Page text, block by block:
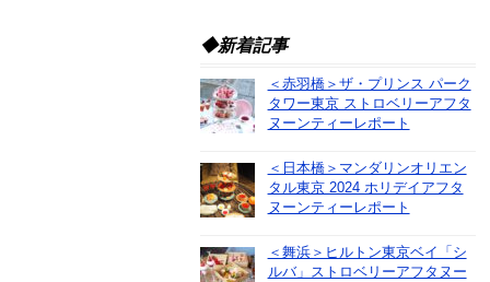
◆新着記事
＜赤羽橋＞ザ・プリンス パーク
タワー東京 ストロベリーアフタ
ヌーンティーレポート
＜日本橋＞マンダリンオリエン
タル東京 2024 ホリデイアフタ
ヌーンティーレポート
＜舞浜＞ヒルトン東京ベイ「シ
ルバ」ストロベリーアフタヌー